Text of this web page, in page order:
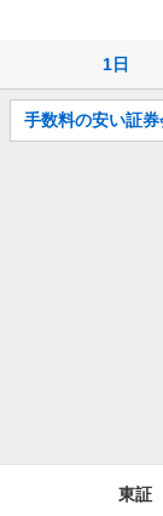
1日
お
知
手数料の安い証
東証